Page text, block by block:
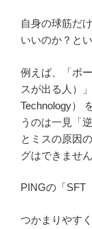
自身の球筋だ
いいのか？と
例えば、「ボ
スが出る人）
Technology）
うのは一見「
とミスの原因
グはできません
PINGの「SFT
つかまりやす